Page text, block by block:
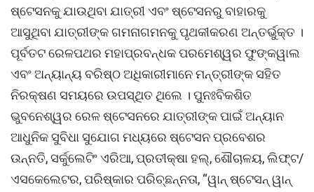
ଷ୍ଟେସନକୁ ଯାଉଥିବା ଯାତ୍ରୀ ଏବଂ ଷ୍ଟେସନରୁ ବାହାରକୁ
ଆସୁଥିବା ଯାତ୍ରୀଙ୍କ ଗମନାଗମନକୁ ପୃଥକୀକରଣ ଅନ୍ତର୍ଭୁକ୍ତ ।
ପୂର୍ବତଟ ରେଳପଥର ମହାପ୍ରବନ୍ଧକ ପରମେଶ୍ୱର ଫୁଙ୍କୱାଲ
ଏବଂ ଅନ୍ୟାନ୍ୟ ବରିଷ୍ଠ ଅଧିକାରୀମାନେ ମନ୍ତ୍ରୀଙ୍କ ସହିତ
ନିରକ୍ଷଣ ସମୟରେ ଉପସ୍ଥିତ ଥିଲେ । ପୁନଃବିକଶିତ
ଭୁବନେଶ୍ୱର ରେଳ ଷ୍ଟେସନରେ ଯାତ୍ରୀଙ୍କ ପାଇଁ ଅନ୍ୟାନ
ଆଧୁନିକ ସୁବିଧା ସୁଯୋଗ ମଧ୍ୟରେ ଷ୍ଟେସନ ପ୍ରବେଶର
ଉନ୍ନତି, ସର୍କୁଲେଟିଂ ଏରିଆ, ପ୍ରତୀକ୍ଷା ହଲ୍, ଶୌଚାଳୟ, ଲିଫ୍ଟ/
ଏସକେଲେଟର, ପରିଷ୍କାର ପରିଚ୍ଛନ୍ନତା, “ୱାନ୍ ଷ୍ଟେସନ୍ ୱାନ୍